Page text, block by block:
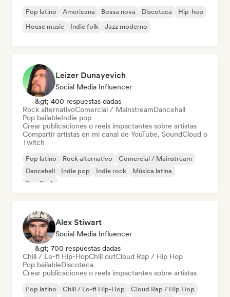
Pop latino Americana Bossa nova Discoteca
Hip-hop
House music
Indie folk Jazz moderno
Leizer Dunayevich
Social Media Influencer
&gt; 400 respuestas dadas
Rock alternativoComercial / MainstreamDancehall
Pop bailableIndie pop
Crear publicaciones o reels impactantes sobre artistas
Compartir artistas en mi canal de YouTube, SoundCloud o
Twitch
Pop latino Rock alternativo
Comercial / Mainstream
Dancehall
Indie pop Indie rock
Música latina
Pop Punk
Alex Stiwart
Social Media Influencer
&gt; 700 respuestas dadas
Chill / Lo-fi Hip-HopChill outCloud Rap / Hip Hop
Pop bailableDiscoteca
Crear publicaciones o reels impactantes sobre artistas
Pop latino Chill / Lo-fi Hip-Hop
Cloud Rap / Hip Hop